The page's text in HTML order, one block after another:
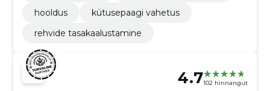
hooldus
kütusepaagi vahetus
rehvide tasakaalustamine
4.7102 hinnangut